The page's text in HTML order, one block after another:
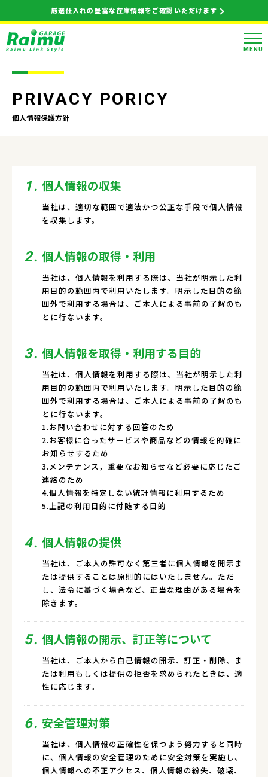
厳選仕入れの豊富な在庫情報をご確認いただけます
MENU
PRIVACY PORICY
個人情報保護方針
1. 個人情報の収集
当社は、適切な範囲で適法かつ公正な手段で個人情報
を収集します。
2. 個人情報の取得・利用
当社は、個人情報を利用する際は、当社が明示した利
用目的の範囲内で利用いたします。明示した目的の範
囲外で利用する場合は、ご本人による事前の了解のも
とに行ないます。
3. 個人情報を取得・利用する目的
当社は、個人情報を利用する際は、当社が明示した利
用目的の範囲内で利用いたします。明示した目的の範
囲外で利用する場合は、ご本人による事前の了解のも
とに行ないます。
1.お問い合わせに対する回答のため
2.お客様に合ったサービスや商品などの情報を的確に
お知らせするため
3.メンテナンス，重要なお知らせなど必要に応じたご
連絡のため
4.個人情報を特定しない統計情報に利用するため
5.上記の利用目的に付随する目的
4. 個人情報の提供
当社は、ご本人の許可なく第三者に個人情報を開示ま
たは提供することは原則的にはいたしません。ただ
し、法令に基づく場合など、正当な理由がある場合を
除きます。
5. 個人情報の開示、訂正等について
当社は、ご本人から自己情報の開示、訂正・削除、ま
たは利用もしくは提供の拒否を求められたときは、適
性に応じます。
6. 安全管理対策
当社は、個人情報の正確性を保つよう努力すると同時
に、個人情報の安全管理のために安全対策を実施し、
個人情報への不正アクセス、個人情報の紛失、破壊、